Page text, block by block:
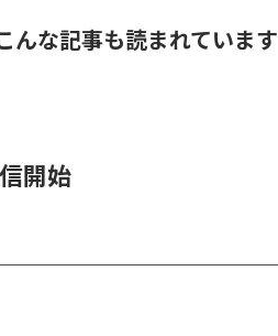
んな記事も読まれています
開始